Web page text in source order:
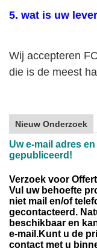
5. wat is uw
Wij accepteren
die is de meest
Nieuw Onderzoek
Uw e-mail adres
gepubliceerd!
Verzoek voor
Vul uw behoefte
niet mail en/of
gecontacteerd.
beschikbaar en
e-mail.Kunt u de
contact met u